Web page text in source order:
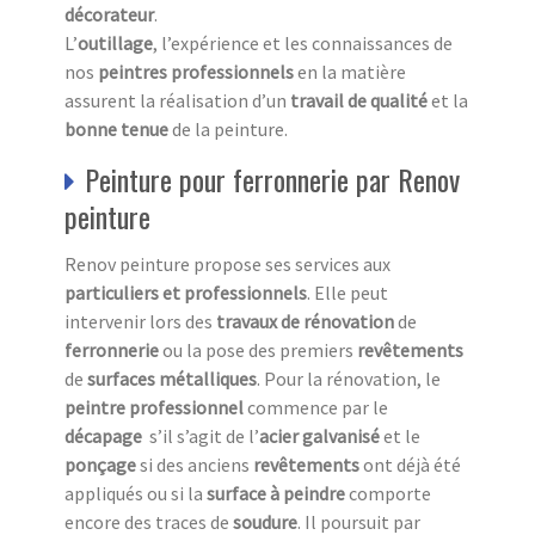
décorateur.
L’outillage, l’expérience et les connaissances de
nos peintres professionnelsen la matière
assurent la réalisation d’un travail de qualitéet la
bonne tenuede la peinture.
Peinture pour ferronnerie par Renov
peinture
Renov peinture propose ses services aux
particuliers et professionnels. Elle peut
intervenir lors des travaux de rénovationde
ferronnerieou la pose des premiers revêtements
de surfaces métalliques. Pour la rénovation, le
peintre professionnelcommence par le
décapage s’il s’agit de l’acier galvaniséet le
ponçagesi des anciens revêtementsont déjà été
appliqués ou si la surface à peindrecomporte
encore des traces de soudure. Il poursuit par